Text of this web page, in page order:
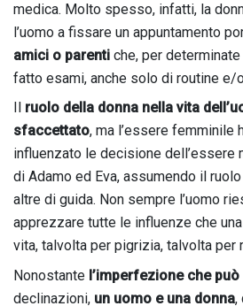
medica. Molto spesso, infatti, la
l’uomo a fissare un appuntamento
amici o parenti che, per
fatto esami, anche solo di routine e/
ruolo della donna nella vita
sfaccettato, ma l’essere femminile
influenzato le decisione dell’essere
di Adamo ed Eva, assumendo il
altre di guida. Non sempre l’uomo
apprezzare tutte le influenze che
vita, talvolta per pigrizia, talvolta per
Nonostante l’imperfezione che può
declinazioni, un uomo e una donna,